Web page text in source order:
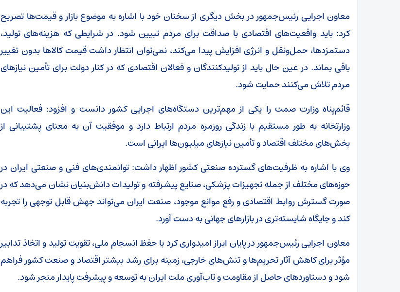
معاون اجرایی رئیس‌جمهور در بخش دیگری از سخنان خود با اشاره به موضوع بازار و قیمت‌ها تصریح
کرد: باید واقعیت‌های اقتصادی با صداقت برای مردم تبیین شود. در شرایطی که هزینه‌های تولید،
دستمزدها، حمل‌ونقل و انرژی افزایش پیدا می‌کند، نمی‌توان انتظار داشت قیمت کالاها بدون تغییر
باقی بماند. در عین حال باید از تولیدکنندگان و فعالان اقتصادی که در کنار دولت برای تأمین نیازهای
مردم تلاش می‌کنند حمایت شود.
قائم‌پناه وزارت صمت را یکی از مهم‌ترین دستگاه‌های اجرایی کشور دانست و افزود: فعالیت این
وزارتخانه به طور مستقیم با زندگی روزمره مردم ارتباط دارد و موفقیت آن به معنای پشتیبانی از
بخش‌های مختلف اقتصاد و تأمین نیازهای میلیون‌ها ایرانی است.
وی با اشاره به ظرفیت‌های گسترده صنعتی کشور اظهار داشت: توانمندی‌های فنی و صنعتی ایران در
حوزه‌های مختلف از جمله تجهیزات پزشکی، صنایع پیشرفته و تولیدات دانش‌بنیان نشان می‌دهد که در
صورت گسترش روابط اقتصادی و رفع موانع موجود، صنعت ایران می‌تواند جهش قابل توجهی را تجربه
کند و جایگاه شایسته‌تری در بازارهای جهانی به دست آورد.
معاون اجرایی رئیس‌جمهور در پایان ابراز امیدواری کرد با حفظ انسجام ملی، تقویت تولید و اتخاذ تدابیر
مؤثر برای کاهش آثار تحریم‌ها و تنش‌های خارجی، زمینه برای رشد بیشتر اقتصاد و صنعت کشور فراهم
شود و دستاوردهای حاصل از مقاومت و تاب‌آوری ملت ایران به توسعه و پیشرفت پایدار منجر شود.